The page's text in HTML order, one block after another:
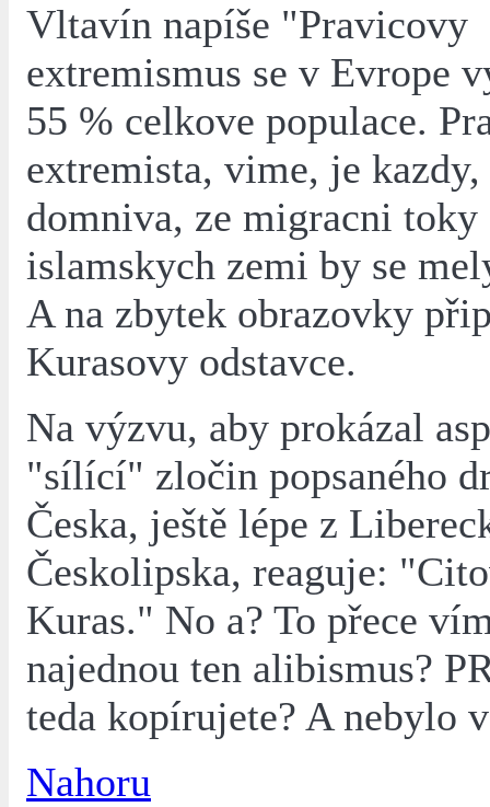
Vltavín napíše "Pravicovy
extremismus se v Evrope
55 % celkove populace.
extremista, vime, je kazdy,
domniva, ze migracni toky
islamskych zemi by se
A na zbytek obrazovky
Kurasovy odstavce.
Na výzvu, aby prokázal
"sílící" zločin popsaného
Česka, ještě lépe z
Českolipska, reaguje:
Kuras." No a? To přece
najednou ten alibismus?
teda kopírujete? A nebylo
Nahoru